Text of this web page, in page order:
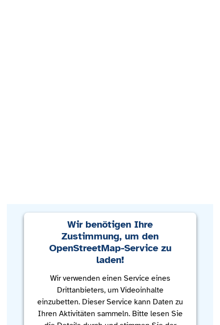
Wir benötigen Ihre
Zustimmung, um den
OpenStreetMap-Service zu
laden!
Wir verwenden einen Service eines
Drittanbieters, um Videoinhalte
einzubetten. Dieser Service kann Daten zu
Ihren Aktivitäten sammeln. Bitte lesen Sie